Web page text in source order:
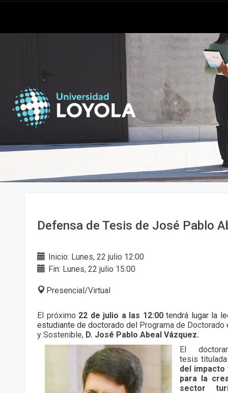
Defensa de Tesis de José Pablo
Inicio: Lunes, 22 julio 12:00
Fin: Lunes, 22 julio 15:00
Presencial/Virtual
El próximo 22 de julio a las 12:00tendrá lugar la
estudiante de doctorado del
Programa de
y Sostenible, D. José Pablo Abeal Vázquez.
El
tesis
del impacto
para la
sector